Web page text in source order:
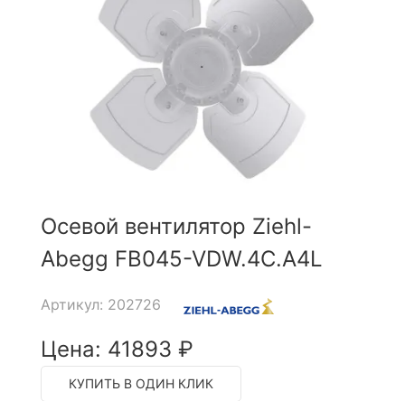
Осевой вентилятор Ziehl-
Abegg FB045-VDW.4C.A4L
Артикул: 202726
Цена: 41893 ₽
КУПИТЬ В ОДИН КЛИК